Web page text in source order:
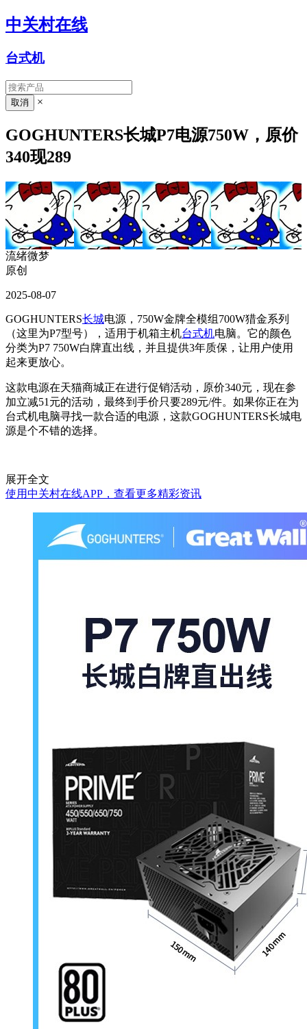
中关村在线
台式机
×
GOGHUNTERS长城P7电源750W，原价
340现289
流绪微梦
原创
2025-08-07
GOGHUNTERS长城电源，750W金牌全模组700W猎金系列
（这里为P7型号），适用于机箱主机台式机电脑。它的颜色
分类为P7 750W白牌直出线，并且提供3年质保，让用户使用
起来更放心。
这款电源在天猫商城正在进行促销活动，原价340元，现在参
加立减51元的活动，最终到手价只要289元/件。如果你正在为
台式机电脑寻找一款合适的电源，这款GOGHUNTERS长城电
源是个不错的选择。
展开全文
使用中关村在线APP，查看更多精彩资讯